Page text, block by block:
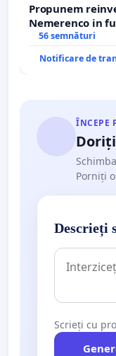
Propunem
Nemerenco in
Sanatatii
56 semnături
Notificare de
ÎNCEPE
Porniți
Descrieți
Scrieți cu